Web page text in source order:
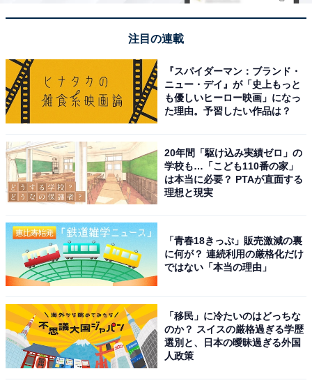
ガラルヤドンのカレーうどん（出典：
食べてみたい理由としても「今まで食べた事が無いの
と、名前にインパクトがあって気になったから」（40代
感がする」（40代女性／石川県）、「カレーうどんが大
好きです。『ガラルヤドン』とは何か気になりました」
（30代男性／千葉県）と名前から気になるというコメン
トが多数。
注目の連載
『スパイダーマン：ブランド・
ニュー・デイ』が「史上もっと
も優しいヒーロー映画」になっ
た理由。予習したい作品は？
20年間「駆け込み実績ゼロ」の
学校も…「こども110番の家」
は本当に必要？ PTAが直面する
理想と現実
「青春18きっぷ」販売激減の裏
に何が？ 連続利用の厳格化だけ
ではない「本当の理由」
「移民」に冷たいのはどっちな
のか？ スイスの厳格過ぎる学歴
選別と、日本の曖昧過ぎる外国
人政策